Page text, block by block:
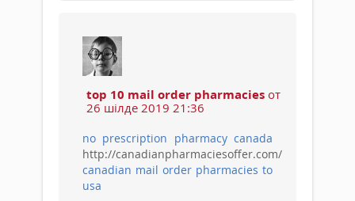
top 10 mail order pharmacies от
26 шілде 2019 21:36
no prescription pharmacy canada
http://canadianpharmaciesoffer.com/
canadian mail order pharmacies to
usa